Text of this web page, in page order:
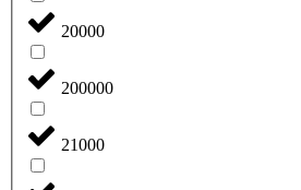
20000
200000
21000